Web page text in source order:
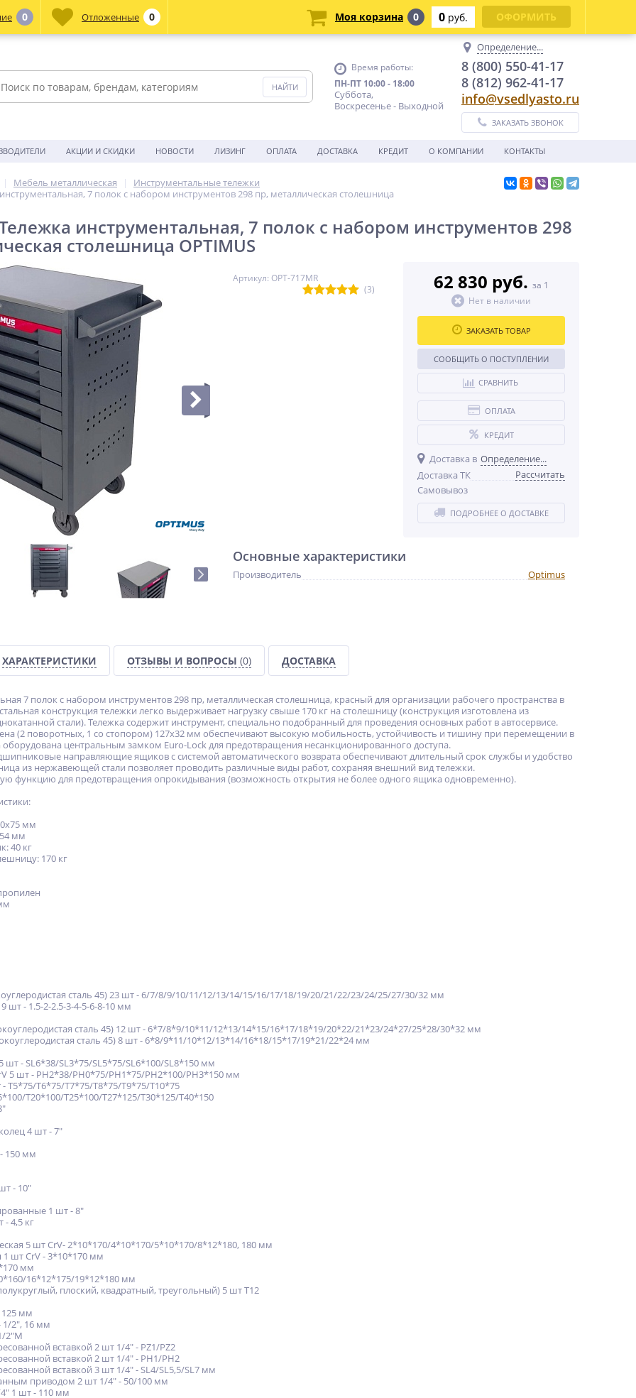
Время работы:
ПН-ПТ 10:00 - 18:00
Суббота,
Воскресенье - Выходной
Определение...
8 (800) 550-41-17
8 (812) 962-41-17
info@vsedlyasto.ru
ЗАКАЗАТЬ ЗВОНОК
АКЦИИ И СКИДКИ НОВОСТИ ЛИЗИНГ ОПЛАТА ДОСТАВКА КРЕДИТ О КОМПАНИИ КОНТАКТЫ
Мебель металлическая
Инструментальные тележки
7 полок с набором инструментов 298 пр, металлическая столешница
Тележка инструментальная, 7 полок с набором инструментов 298
столешница OPTIMUS
Артикул: OPT-717MR
(3)
62 830 руб. за 1
Нет в наличии
ЗАКАЗАТЬ ТОВАР
СООБЩИТЬ О ПОСТУПЛЕНИИ
СРАВНИТЬ
ОПЛАТА
КРЕДИТ
Доставка в Определение...
Доставка ТК
Рассчитать
Самовывоз
ПОДРОБНЕЕ О ДОСТАВКЕ
Основные характеристики
Производитель Optimus
ХАРАКТЕРИСТИКИ ОТЗЫВЫ И ВОПРОСЫ (0) ДОСТАВКА
7 полок с набором инструментов 298 пр, металлическая столешница, красный для организации рабочего пространства в
конструкция тележки легко выдерживает нагрузку свыше 170 кг на столешницу (конструкция изготовлена из
стали). Тележка содержит инструмент, специально подобранный для проведения основных работ в автосервисе.
(2 поворотных, 1 со стопором) 127х32 мм обеспечивают высокую мобильность, устойчивость и тишину при перемещении в
оборудована центральным замком Euro-Lock для предотвращения несанкционированного доступа.
направляющие ящиков с системой автоматического возврата обеспечивают длительный срок службы и удобство
из нержавеющей стали позволяет проводить различные виды работ, сохраняя внешний вид тележки.
функцию для предотвращения опрокидывания (возможность открытия не более одного ящика одновременно).
мм
мм
40 кг
170 кг
сталь 45) 23 шт - 6/7/8/9/10/11/12/13/14/15/16/17/18/19/20/21/22/23/24/25/27/30/32 мм
шт - 1.5-2-2.5-3-4-5-6-8-10 мм
сталь 45) 12 шт - 6*7/8*9/10*11/12*13/14*15/16*17/18*19/20*22/21*23/24*27/25*28/30*32 мм
сталь 45) 8 шт - 6*8/9*11/10*12/13*14/16*18/15*17/19*21/22*24 мм
шт - SL6*38/SL3*75/SL5*75/SL6*100/SL8*150 мм
5 шт - PH2*38/PH0*75/PH1*75/PH2*100/PH3*150 мм
- T5*75/T6*75/T7*75/T8*75/T9*75/T10*75
T20*100/T25*100/T27*125/T30*125/T40*150
4 шт - 7"
150 мм
- 10"
1 шт - 8"
- 4,5 кг
5 шт CrV- 2*10*170/4*10*170/5*10*170/8*12*180, 180 мм
1 шт CrV - 3*10*170 мм
мм
16*12*175/19*12*180 мм
плоский, квадратный, треугольный) 5 шт T12
125 мм
1/2", 16 мм
2"M
вставкой 2 шт 1/4" - PZ1/PZ2
вставкой 2 шт 1/4" - PH1/PH2
вставкой 3 шт 1/4" - SL4/SL5,5/SL7 мм
приводом 2 шт 1/4" - 50/100 мм
1 шт - 110 мм
0 Отложенные 0 Моя корзина 0 0 руб. ОФОРМИТЬ